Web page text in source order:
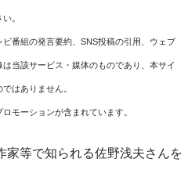
。
番組の発言要約、SNS投稿の引用、ウェブ
当該サービス・媒体のものであり、本サイ
はありません。
モーションが含まれています。
家等で知られる佐野浅夫さんを